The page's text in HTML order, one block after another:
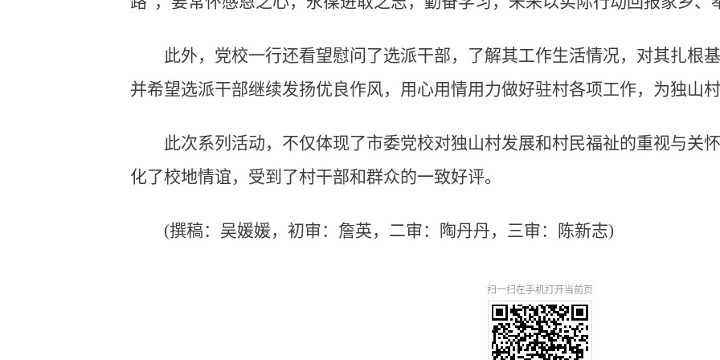
此外，党校一行还看望慰问了选派干部，了解其工作生活情况，对其扎根
并希望选派干部继续发扬优良作风，用心用情用力做好驻村各项工作，为独山
此次系列活动，不仅体现了市委党校对独山村发展和村民福祉的重视与关
化了校地情谊，受到了村干部和群众的一致好评。
(撰稿：吴媛媛，初审：詹英，二审：陶丹丹，三审：陈新志)
扫一扫在手机打开当前页